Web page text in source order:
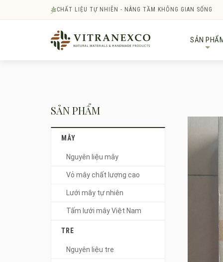
CHẤT LIỆU TỰ NHIÊN - NÂNG TẦM KHÔNG GIAN SỐNG
SẢN
SẢN PHẨM
MÂY
Nguyên liệu mây
Vỏ mây chất lượng cao
Lưới mây tự nhiên
Tấm lưới mây Việt Nam
TRE
Nguyên liệu tre